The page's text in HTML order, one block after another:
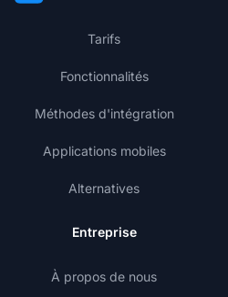
Tarifs
Fonctionnalités
Méthodes d'intégration
Applications mobiles
Alternatives
Entreprise
À propos de nous